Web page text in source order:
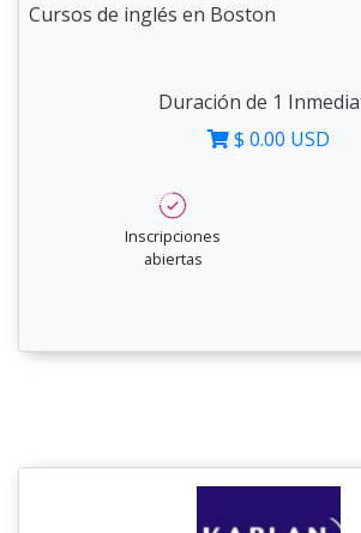
Cursos de inglés en Boston
Duración de 1
$ 0.00 USD
Inscripciones
abiertas